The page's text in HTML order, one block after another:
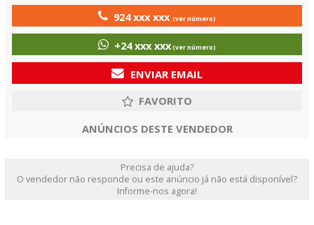
924 xxx xxx(ver número)
+24 xxx xxx(ver número)
ENVIAR EMAIL
ANÚNCIOS DESTE VENDEDOR
Precisa de ajuda?
O vendedor não responde ou este anúncio já não está disponível?
Informe-nos agora!